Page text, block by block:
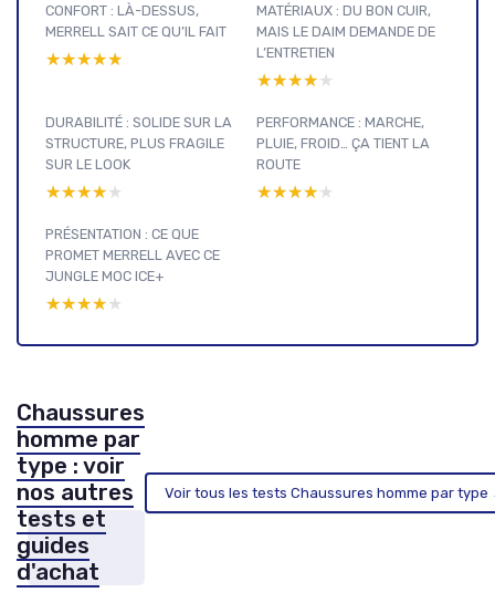
CONFORT : LÀ-DESSUS,
MERRELL SAIT CE QU’IL FAIT
★★★★★
★★★★★
MATÉRIAUX : DU BON CUIR,
MAIS LE DAIM DEMANDE DE
L’ENTRETIEN
★★★★★
★★★★★
DURABILITÉ : SOLIDE SUR LA
STRUCTURE, PLUS FRAGILE
SUR LE LOOK
★★★★★
★★★★★
PERFORMANCE : MARCHE,
PLUIE, FROID… ÇA TIENT LA
ROUTE
★★★★★
★★★★★
PRÉSENTATION : CE QUE
PROMET MERRELL AVEC CE
JUNGLE MOC ICE+
★★★★★
★★★★★
Chaussures
homme par
type : voir
nos autres
tests et
guides
d'achat
Voir tous les tests Chaussures homme par